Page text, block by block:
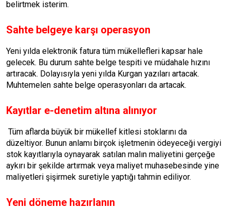
belirtmek isterim.
Sahte belgeye karşı operasyon
Yeni yılda elektronik fatura tüm mükellefleri kapsar hale
gelecek. Bu durum sahte belge tespiti ve müdahale hızını
artıracak. Dolayısıyla yeni yılda Kurgan yazıları artacak.
Muhtemelen sahte belge operasyonları da artacak.
Kayıtlar e-denetim altına alınıyor
Tüm aflarda büyük bir mükellef kitlesi stoklarını da
düzeltiyor. Bunun anlamı birçok işletmenin ödeyeceği vergiyi
stok kayıtlarıyla oynayarak satılan malın maliyetini gerçeğe
aykırı bir şekilde artırmak veya maliyet muhasebesinde yine
maliyetleri şişirmek suretiyle yaptığı tahmin ediliyor.
Yeni döneme hazırlanın